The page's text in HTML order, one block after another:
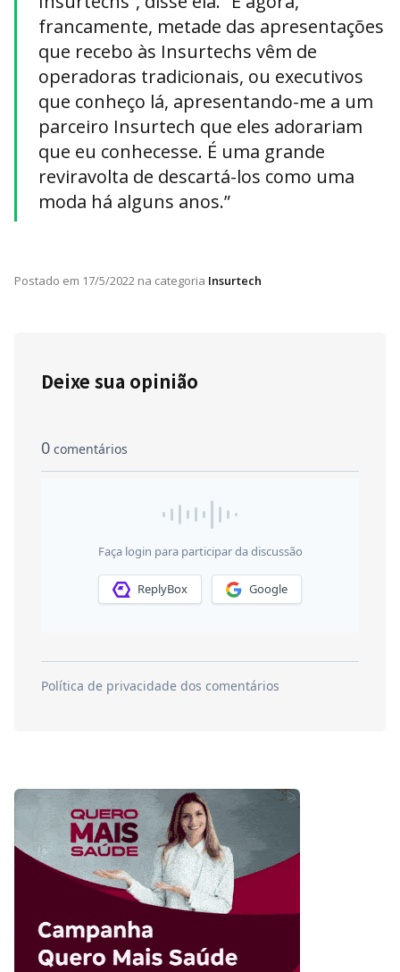
francamente, metade das apresentações
que recebo às Insurtechs vêm de
operadoras tradicionais, ou executivos
que conheço lá, apresentando-me a um
parceiro Insurtech que eles adorariam
que eu conhecesse. É uma grande
reviravolta de descartá-los como uma
moda há alguns anos.”
Postado em 17/5/2022 na categoria Insurtech
Deixe sua opinião